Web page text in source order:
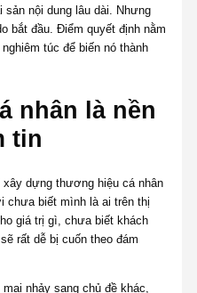
sản nội dung lâu dài. Nhưng
bắt đầu. Điểm quyết định nằm
túc để biến nó thành
nhân là nền
tin
dựng thương hiệu cá nhân
chưa biết mình là ai trên thị
giá trị gì, chưa biết khách
rất dễ bị cuốn theo đám
nhảy sang chủ đề khác,